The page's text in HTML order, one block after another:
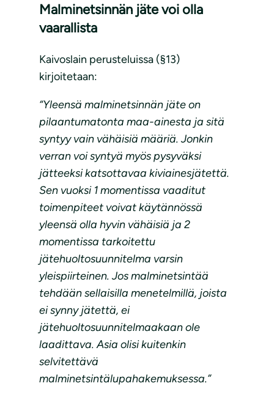
Malminetsinnän jäte voi olla
vaarallista
Kaivoslain perusteluissa (§13)
kirjoitetaan:
“Yleensä malminetsinnän jäte on
pilaantumatonta maa-ainesta ja sitä
syntyy vain vähäisiä määriä. Jonkin
verran voi syntyä myös pysyväksi
jätteeksi katsottavaa kiviainesjätettä.
Sen vuoksi 1 momentissa vaaditut
toimenpiteet voivat käytännössä
yleensä olla hyvin vähäisiä ja 2
momentissa tarkoitettu
jätehuoltosuunnitelma varsin
yleispiirteinen. Jos malminetsintää
tehdään sellaisilla menetelmillä, joista
ei synny jätettä, ei
jätehuoltosuunnitelmaakaan ole
laadittava. Asia olisi kuitenkin
selvitettävä
malminetsintälupahakemuksessa.”